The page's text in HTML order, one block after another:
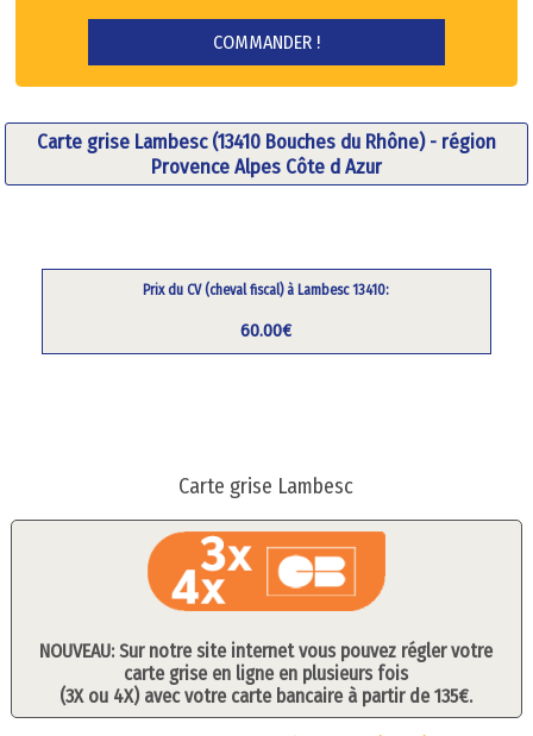
Carte grise Lambesc (13410 Bouches du Rhône) - région
Provence Alpes Côte d Azur
Prix du CV (cheval fiscal) à Lambesc 13410:
60.00€
Carte grise Lambesc
NOUVEAU: Sur notre site internet vous pouvez régler votre
carte grise en ligne en plusieurs fois
(3X ou 4X) avec votre carte bancaire à partir de 135€.